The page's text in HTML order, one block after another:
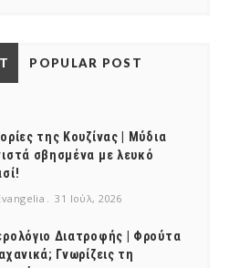
POPULAR POST
της Κουζίνας | Μύδια
σβησμένα με λευκό
31 Ιούλ, 2026
Διατροφής | Φρούτα
Γνωρίζεις τη